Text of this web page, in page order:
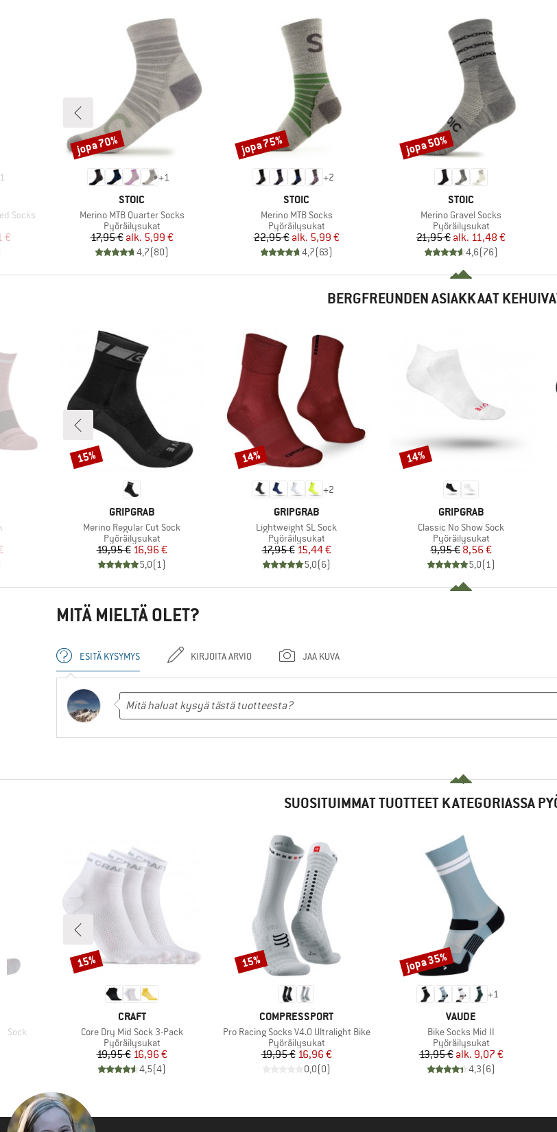
1
Socks
hinta
€
+1
MERKKI
STOIC
Tuote
Merino MTB Quarter Socks
Tuoteryhmä
Pyöräilysukat
Hinta
17,95 € Alennettu hinta
alk. 5,99 €
4,7(80)
Alennus
jopa 70%
+2
MERKKI
STOIC
Tuote
Merino MTB Socks
Tuoteryhmä
Pyöräilysukat
Hinta
22,95 € Alennettu hinta
alk. 5,99 €
4,7(63)
Alennus
jopa 75%
MERKKI
STOIC
Tuote
Merino Gravel Socks
Tuoteryhmä
Pyöräilysukat
Hinta
21,95 € Alennettu hinta
alk. 11,48 €
4,6(76)
Alennus
jopa 50%
BERGFREUNDEN ASIAKKAAT
hinta
MERKKI
GRIPGRAB
Tuote
Merino Regular Cut Sock
Tuoteryhmä
Pyöräilysukat
Hinta
19,95 €Alennettu hinta
16,96 €
5,0(1)
Alennus
15%
+2
MERKKI
GRIPGRAB
Tuote
Lightweight SL Sock
Tuoteryhmä
Pyöräilysukat
Hinta
17,95 € Alennettu hinta
15,44 €
5,0(6)
Alennus
14%
MERKKI
GRIPGRAB
Tuote
Classic No Show Sock
Tuoteryhmä
Pyöräilysukat
Hinta
9,95 €Alennettu hinta
8,56 €
5,0(1)
Alennus
14%
MITÄ MIELTÄ OLET?
ESITÄ KYSYMYS KIRJOITA ARVIO JAA KUVA
SUOSITUIMMAT TUOTTEET KATEGORIASSA
Sock
MERKKI
CRAFT
Tuote
Core Dry Mid Sock 3-Pack
Tuoteryhmä
Pyöräilysukat
Hinta
19,95 €Alennettu hinta
16,96 €
4,5(4)
Alennus
15%
MERKKI
COMPRESSPORT
Tuote
Pro Racing Socks V4.0 Ultralight Bike
Tuoteryhmä
Pyöräilysukat
Hinta
19,95 €Alennettu hinta
16,96 €
0,0(0)
Alennus
15%
+1
MERKKI
VAUDE
Tuote
Bike Socks Mid II
Tuoteryhmä
Pyöräilysukat
Hinta
13,95 € Alennettu hinta
alk. 9,07 €
4,3(6)
Alennus
jopa 35%